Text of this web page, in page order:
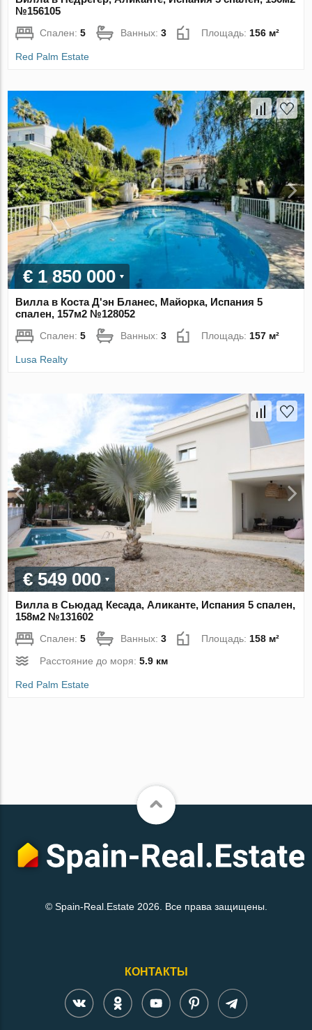
№156105
Спален:5 Ванных:3 Площадь: 156 м²
Red Palm Estate
€ 1 850 000
Вилла в Коста Д'эн Бланес, Майорка, Испания 5
спален, 157м2 №128052
Спален:5 Ванных:3 Площадь: 157 м²
Lusa Realty
€ 549 000
Вилла в Сьюдад Кесада, Аликанте, Испания 5 спален,
158м2 №131602
Спален:5 Ванных:3 Площадь: 158 м²
Расстояние до моря:5.9 км
Red Palm Estate
© Spain-Real.Estate 2026. Все права защищены.
КОНТАКТЫ